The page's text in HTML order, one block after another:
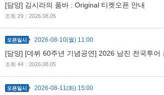
[담양] 김시라의 품바 : Original 티켓오픈 안내
조회 29 | 2026.08.05
오픈일시 2026-08-10(월) 11:00
[담양] [데뷔 60주년 기념공연] 2026 남진 전국투어
조회 44 | 2026.08.05
오픈일시 2026-08-11(화) 15:00